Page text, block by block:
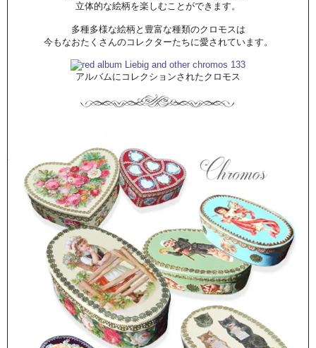
立体的な絵柄を楽しむことができます。
多種多様な絵柄と豊富な種類のクロモスは
今もなおたくさんのコレクターたちに愛されています。
アルバムにコレクションされたクロモス